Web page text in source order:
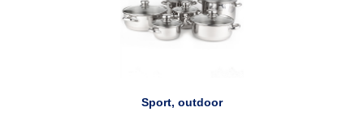
Sport, outdoor